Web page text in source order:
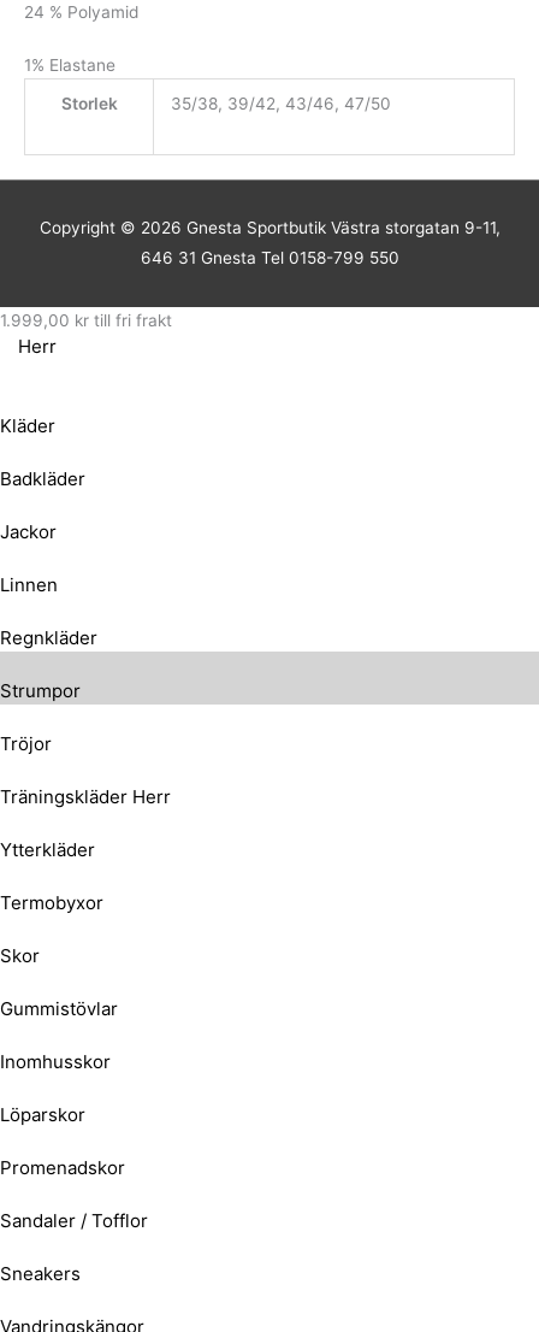
24 % Polyamid
1% Elastane
Storlek
35/38, 39/42, 43/46, 47/50
Copyright © 2026 Gnesta SportbutikVästra storgatan 9-11,
646 31 Gnesta Tel 0158-799 550
1.999,00 kr till fri frakt
Herr
Kläder
Badkläder
Jackor
Linnen
Regnkläder
Strumpor
Tröjor
Träningskläder Herr
Ytterkläder
Termobyxor
Skor
Gummistövlar
Inomhusskor
Löparskor
Promenadskor
Sandaler / Tofflor
Sneakers
Vandringskängor